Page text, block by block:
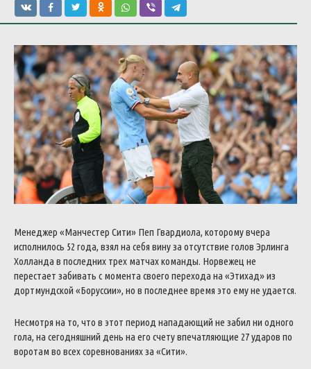
Менеджер «Манчестер Сити» Пеп Гвардиола, которому вчера
исполнилось 52 года, взял на себя вину за отсутствие голов Эрлинга
Холланда в последних трех матчах команды. Норвежец не
перестает забивать с момента своего перехода на «Этихад» из
дортмундской «Боруссии», но в последнее время это ему не удается.
Несмотря на то, что в этот период нападающий не забил ни одного
гола, на сегодняшний день на его счету впечатляющие 27 ударов по
воротам во всех соревнованиях за «Сити».